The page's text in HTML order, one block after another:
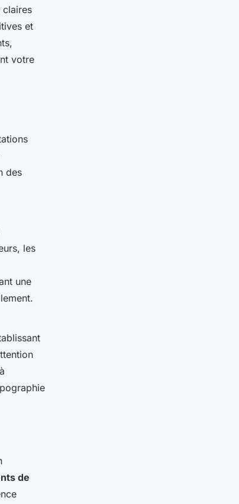
claires
et
votre
des
les
une
de